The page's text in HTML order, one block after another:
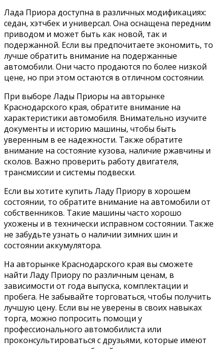
Лада Приора доступна в различных модификациях:
седан, хэтчбек и универсал. Она оснащена передним
приводом и может быть как новой, так и
подержанной. Если вы предпочитаете экономить, то
лучше обратить внимание на подержанные
автомобили. Они часто продаются по более низкой
цене, но при этом остаются в отличном состоянии.
При выборе Лады Приоры на авторынке
Краснодарского края, обратите внимание на
характеристики автомобиля. Внимательно изучите
документы и историю машины, чтобы быть
уверенным в ее надежности. Также обратите
внимание на состояние кузова, наличие ржавчины и
сколов. Важно проверить работу двигателя,
трансмиссии и системы подвески.
Если вы хотите купить Ладу Приору в хорошем
состоянии, то обратите внимание на автомобили от
собственников. Такие машины часто хорошо
ухожены и в технически исправном состоянии. Также
не забудьте узнать о наличии зимних шин и
состоянии аккумулятора.
На авторынке Краснодарского края вы сможете
найти Ладу Приору по различным ценам, в
зависимости от года выпуска, комплектации и
пробега. Не забывайте торговаться, чтобы получить
лучшую цену. Если вы не уверены в своих навыках
торга, можно попросить помощи у
профессионального автомобилиста или
проконсультироваться с друзьями, которые имеют